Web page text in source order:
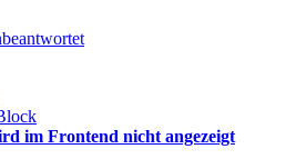
im Frontend nicht angezeigt